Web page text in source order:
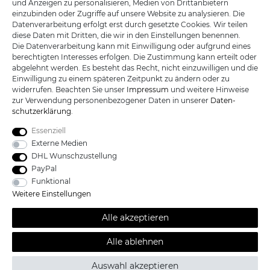
R.B. Trading GmbH
Lutzweg 2a
D - 04910 Elsterwerda
Hotline: +49 (0) 3533487781
Technik:
+49 (0) 3533487440
Mail:
info@katana-land.de
Alle Preise sind inkl. der gesetzlichen Mehrwertsteuer und zzgl.
Kostenloser Versand ab 100 Euro Bestellwert nur
innerhalb Deutschlands.© 2019 Katana-Land / Alle Rechte
vorbehalten.
und Anzeigen zu personalisieren, Medien von Drittanbietern
einzubinden oder Zugriffe auf unsere Website zu analysieren. Die
Datenverarbeitung erfolgt erst durch gesetzte Cookies. Wir teilen
diese Daten mit Dritten, die wir in den Einstellungen benennen.
Die Datenverarbeitung kann mit Einwilligung oder aufgrund eines
berechtigten Interesses erfolgen. Die Zustimmung kann erteilt oder
abgelehnt werden. Es besteht das Recht, nicht einzuwilligen und die
Einwilligung zu einem späteren Zeitpunkt zu ändern oder zu
widerrufen. Beachten Sie unser Impressum und weitere Hinweise
zur Verwendung personenbezogener Daten in unserer Daten­
schutz­erklärung.
Essenziell
Externe Medien
DHL Wunschzustellung
PayPal
Funktional
Weitere Einstellungen
Alle akzeptieren
Alle ablehnen
Auswahl akzeptieren